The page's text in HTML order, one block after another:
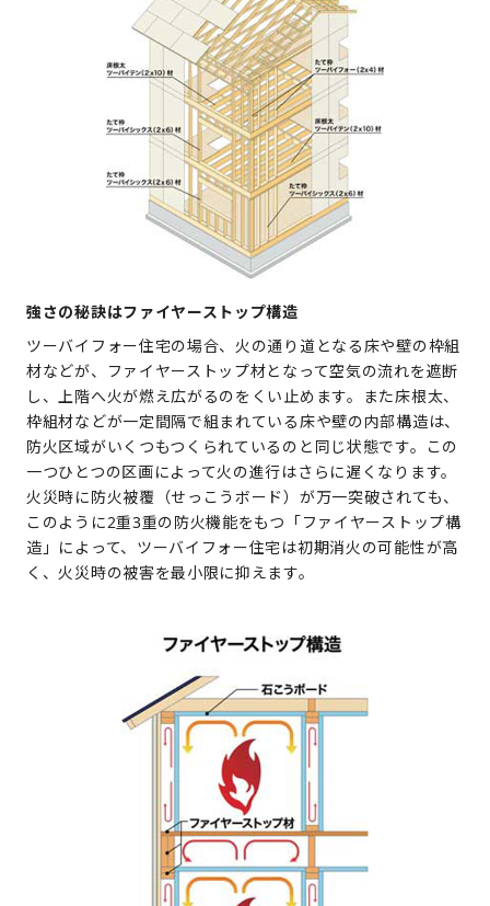
強さの秘訣はファイヤーストップ構造
ツーバイフォー住宅の場合、火の通り道となる床や壁の枠組
材などが、ファイヤーストップ材となって空気の流れを遮断
し、上階へ火が燃え広がるのをくい止めます。また床根太、
枠組材などが一定間隔で組まれている床や壁の内部構造は、
防火区域がいくつもつくられているのと同じ状態です。この
一つひとつの区画によって火の進行はさらに遅くなります。
火災時に防火被覆（せっこうボード）が万一突破されても、
このように2重3重の防火機能をもつ「ファイヤーストップ構
造」によって、ツーバイフォー住宅は初期消火の可能性が高
く、火災時の被害を最小限に抑えます。